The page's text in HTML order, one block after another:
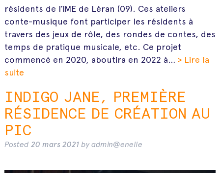
résidents de l’IME de Léran (09). Ces ateliers
conte-musique font participer les résidents à
travers des jeux de rôle, des rondes de contes, des
temps de pratique musicale, etc. Ce projet
commencé en 2020, aboutira en 2022 à… > Lire la
suite
INDIGO JANE, PREMIÈRE
RÉSIDENCE DE CRÉATION AU
PIC
Posted 20 mars 2021 by admin@enelle